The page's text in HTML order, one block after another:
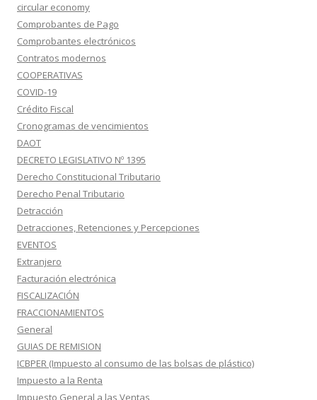
circular economy
Comprobantes de Pago
Comprobantes electrónicos
Contratos modernos
COOPERATIVAS
COVID-19
Crédito Fiscal
Cronogramas de vencimientos
DAOT
DECRETO LEGISLATIVO Nº 1395
Derecho Constitucional Tributario
Derecho Penal Tributario
Detracción
Detracciones, Retenciones y Percepciones
EVENTOS
Extranjero
Facturación electrónica
FISCALIZACIÓN
FRACCIONAMIENTOS
General
GUIAS DE REMISION
ICBPER (Impuesto al consumo de las bolsas de plástico)
Impuesto a la Renta
Impuesto General a las Ventas